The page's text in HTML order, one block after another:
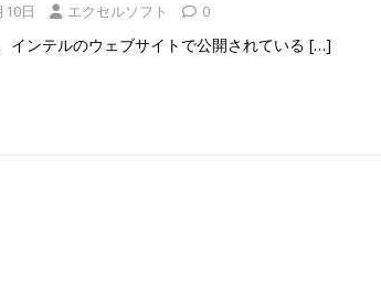
10日 エクセルソフト 0
インテルのウェブサイトで公開されている […]